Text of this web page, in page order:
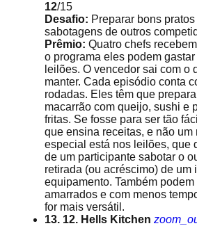
12/15
Desafio: Preparar bons
sabotagens de outros
Prêmio: Quatro chefs
o programa eles podem
leilões. O vencedor sai com o
manter. Cada episódio conta
rodadas. Eles têm que
macarrão com queijo, sushi e
fritas. Se fosse para ser tão
que ensina receitas, e não um
especial está nos leilões, que
de um participante sabotar o
retirada (ou acréscimo) de um
equipamento. Também
amarrados e com menos
for mais versátil.
13. 12. Hells Kitchen